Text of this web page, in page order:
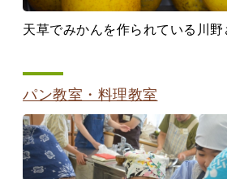
天草でみかんを作られている川野
パン教室・料理教室